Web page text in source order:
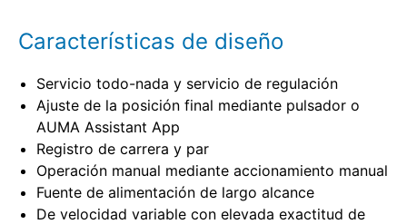
Características de diseño
Servicio todo-nada y servicio de regulación
Ajuste de la posición final mediante pulsador o
AUMA Assistant App
Registro de carrera y par
Operación manual mediante accionamiento manual
Fuente de alimentación de largo alcance
De velocidad variable con elevada exactitud de